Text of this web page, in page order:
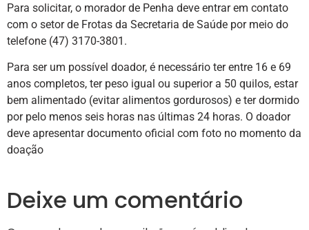
Para solicitar, o morador de Penha deve entrar em contato
com o setor de Frotas da Secretaria de Saúde por meio do
telefone (47) 3170-3801.
Para ser um possível doador, é necessário ter entre 16 e 69
anos completos, ter peso igual ou superior a 50 quilos, estar
bem alimentado (evitar alimentos gordurosos) e ter dormido
por pelo menos seis horas nas últimas 24 horas. O doador
deve apresentar documento oficial com foto no momento da
doação
Deixe um comentário